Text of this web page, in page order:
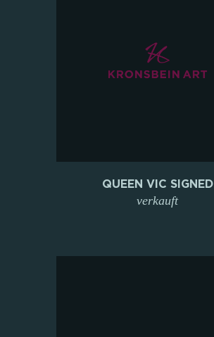
QUEEN VIC SIGNED
verkauft